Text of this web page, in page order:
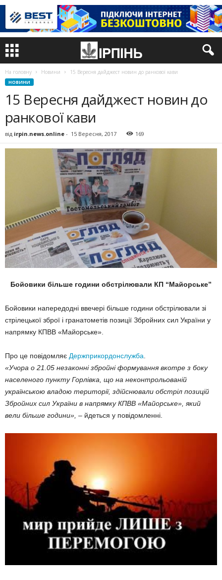
На головну Новини 15 Вересня дайджест новин до ранкової кави
НОВИНИ
15 Вересня дайджест новин до
ранкової кави
від irpin.news.online - 15 Вересня, 2017 169
Бойовики більше години обстрілювали КП “Майорське”
Бойовики напередодні ввечері більше години обстрілювали зі
стрілецької зброї і гранатометів позиції Збройних сил України у
напрямку КПВВ «Майорське».
Про це повідомляє Держприкордонслужба
«Учора о 21.05 незаконні збройні формування вкотре з боку
населеного пункту Горлівка, що на неконтрольованій
українською владою території, здійснювали обстріл позицій
Збройних сил України в напрямку КПВВ «Майорське», який
вели більше години», – йдеться у повідомленні.